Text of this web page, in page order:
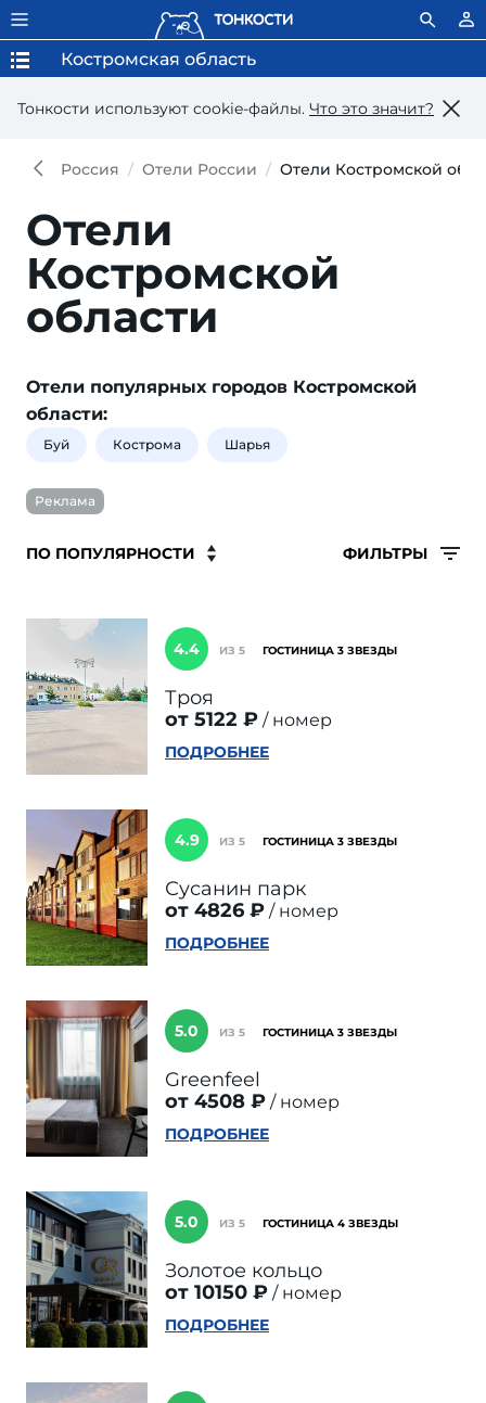
Тонкости используют сookie-файлы. Что это значит?
Костромская область
Россия Отели России Отели Костромской
Отели
Костромской
области
Отели популярных городов Костромской
области:
Буй Кострома Шарья
Реклама
ФИЛЬТРЫ
4.4 ИЗ 5 ГОСТИНИЦА 3 ЗВЕЗДЫ
Троя
от 5122 ₽
номер
ПОДРОБНЕЕ
4.9 ИЗ 5 ГОСТИНИЦА 3 ЗВЕЗДЫ
Сусанин парк
от 4826 ₽
номер
ПОДРОБНЕЕ
5.0 ИЗ 5 ГОСТИНИЦА 3 ЗВЕЗДЫ
Greenfeel
от 4508 ₽
номер
ПОДРОБНЕЕ
5.0 ИЗ 5 ГОСТИНИЦА 4 ЗВЕЗДЫ
Золотое кольцо
от 10150 ₽
номер
ПОДРОБНЕЕ